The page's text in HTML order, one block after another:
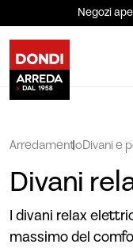
Negozi
ArredamentoDivani e
Divani
I divani relax
massimo del